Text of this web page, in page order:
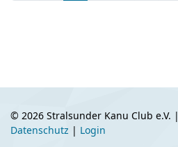
© 2026 Stralsunder Kanu Club e.V. |
Datenschutz | Login